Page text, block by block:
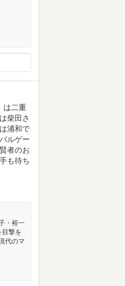
は二重
柴田さ
浦和で
ルゲー
者のお
も待ち
・裕一
目撃を
代のマ